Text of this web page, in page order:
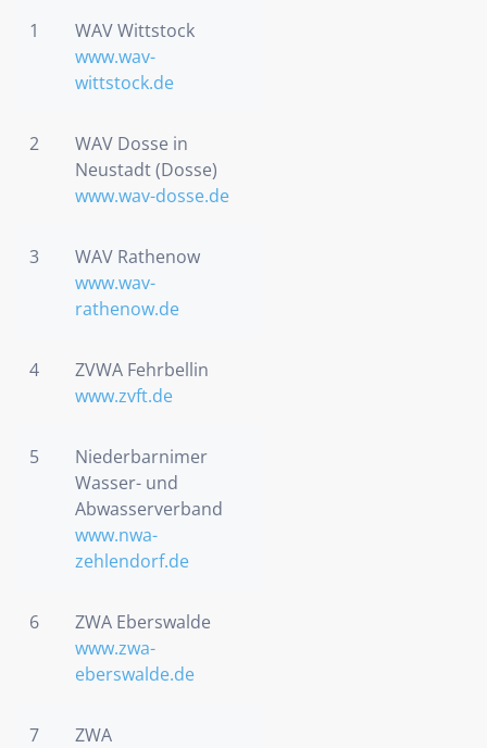
1
WAV Wittstock
www.wav-
wittstock.de
2
WAV Dosse in
Neustadt (Dosse)
www.wav-dosse.de
3
WAV Rathenow
www.wav-
rathenow.de
4
ZVWA Fehrbellin
www.zvft.de
5
Niederbarnimer
Wasser- und
Abwasserverband
www.nwa-
zehlendorf.de
6
ZWA Eberswalde
www.zwa-
eberswalde.de
7
ZWA